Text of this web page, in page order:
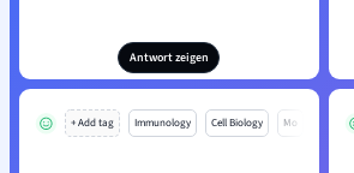
Antwort zeigen
+ Add tag Immunology Cell Biology Mo